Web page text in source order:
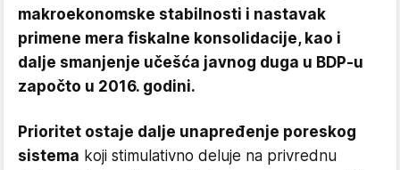
makroekonomske stabilnosti i nastavak
primene mera fiskalne konsolidacije, kao i
dalje smanjenje učešća javnog duga u BDP-u
započto u 2016. godini.
Prioritet ostaje dalje unapređenje poreskog
sistema koji stimulativno deluje na privrednu